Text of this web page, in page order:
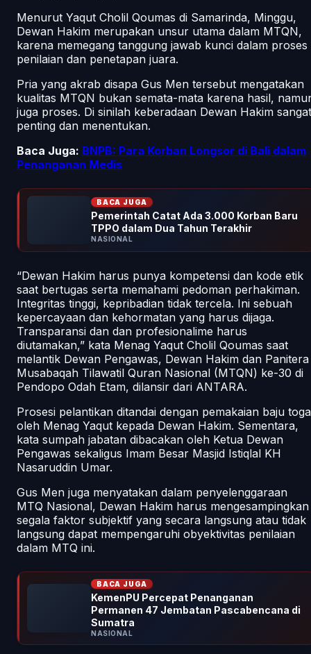
Menurut Yaqut Cholil Qoumas di Samarinda, Minggu,
Dewan Hakim merupakan unsur utama dalam MTQN,
karena memegang tanggung jawab kunci dalam proses
penilaian dan penetapan juara.
Pria yang akrab disapa Gus Men tersebut mengatakan
kualitas MTQN bukan semata-mata karena hasil,
juga proses. Di sinilah keberadaan Dewan Hakim sangat
penting dan menentukan.
Baca Juga: BNPB: Para Korban Longsor di Bali dalam
Penanganan Medis
BACA JUGA
Pemerintah Catat Ada 3.000 Korban Baru
TPPO dalam Dua Tahun Terakhir
NASIONAL
“Dewan Hakim harus punya kompetensi dan kode etik
saat bertugas serta memahami pedoman perhakiman.
Integritas tinggi, kepribadian tidak tercela. Ini sebuah
kepercayaan dan kehormatan yang harus dijaga.
Transparansi dan dan profesionalime harus
diutamakan,” kata Menag Yaqut Cholil Qoumas saat
melantik Dewan Pengawas, Dewan Hakim dan Panitera
Musabaqah Tilawatil Quran Nasional (MTQN) ke-30 di
Pendopo Odah Etam, dilansir dari ANTARA.
Prosesi pelantikan ditandai dengan pemakaian baju toga
oleh Menag Yaqut kepada Dewan Hakim. Sementara,
kata sumpah jabatan dibacakan oleh Ketua Dewan
Pengawas sekaligus Imam Besar Masjid Istiqlal KH
Nasaruddin Umar.
Gus Men juga menyatakan dalam penyelenggaraan
MTQ Nasional, Dewan Hakim harus mengesampingkan
segala faktor subjektif yang secara langsung atau tidak
langsung dapat mempengaruhi obyektivitas penilaian
dalam MTQ ini.
BACA JUGA
KemenPU Percepat Penanganan
Permanen 47 Jembatan Pascabencana di
Sumatra
NASIONAL